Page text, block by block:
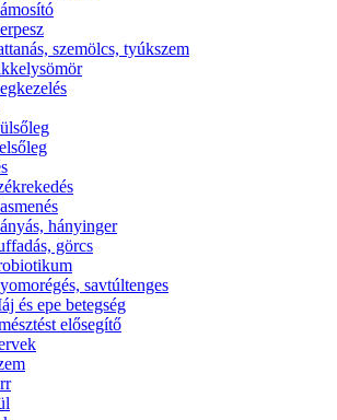
szemölcs, tyúkszem
hányinger
görcs
savtúltenges
és epe betegség
elősegítő